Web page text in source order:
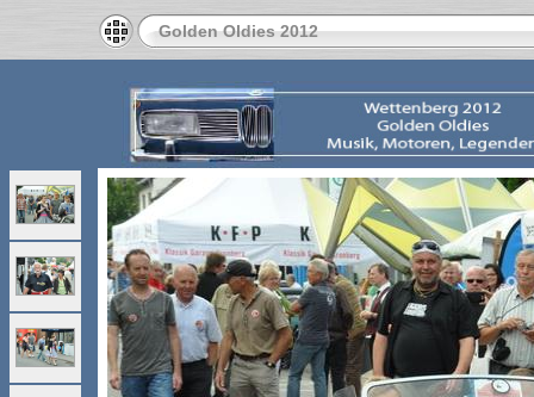
Golden Oldies 2012